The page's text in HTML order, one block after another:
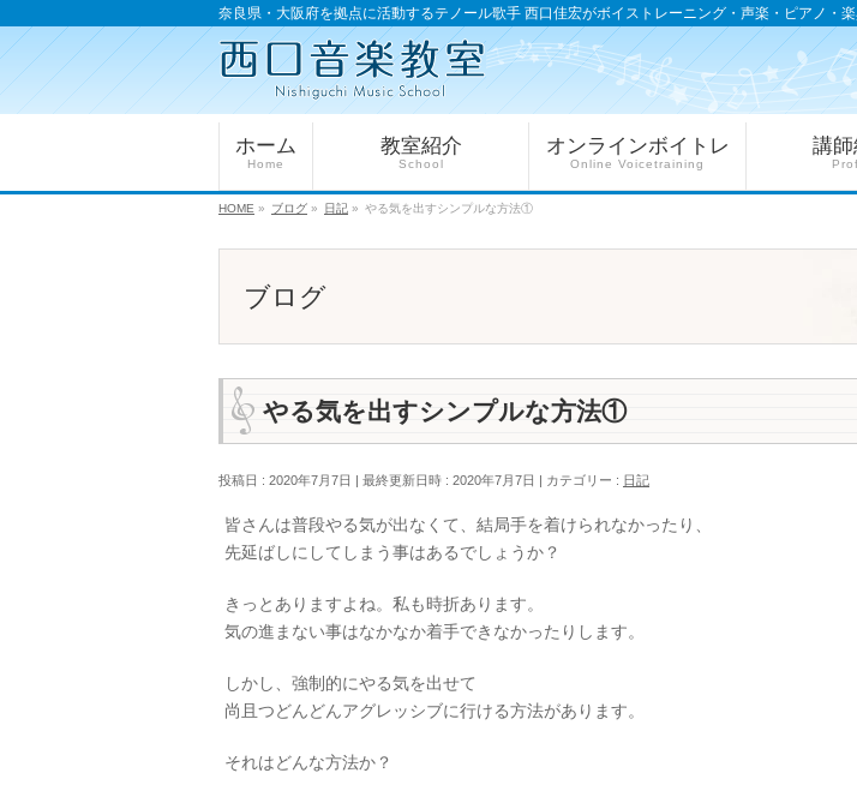
奈良県・大阪府を拠点に活動するテノール歌手 西口佳宏がボイストレーニング・声楽・ピアノ・
ホーム
Home
教室紹介
School
オンラインボイトレ
Online Voicetraining
講
HOME » ブログ » 日記 » やる気を出すシンプルな方法①
ブログ
やる気を出すシンプルな方法①
投稿日 : 2020年7月7日 最終更新日時 : 2020年7月7日 カテゴリー : 日記
皆さんは普段やる気が出なくて、結局手を着けられなかったり、
先延ばしにしてしまう事はあるでしょうか？
きっとありますよね。私も時折あります。
気の進まない事はなかなか着手できなかったりします。
しかし、強制的にやる気を出せて
尚且つどんどんアグレッシブに行ける方法があります。
それはどんな方法か？